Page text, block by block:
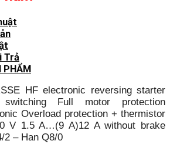
Trả
PHẨM
HF electronic reversing starter
Full motor protection
Overload protection + thermistor
V 1.5 A…(9 A)12 A without brake
2 – Han Q8/0